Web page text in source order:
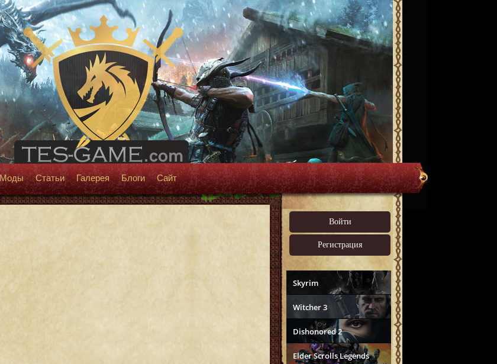
Моды Статьи Галерея Блоги Сайт
Войти
Регистрация
Skyrim
Witcher 3
Dishonored 2
Elder Scrolls Legends